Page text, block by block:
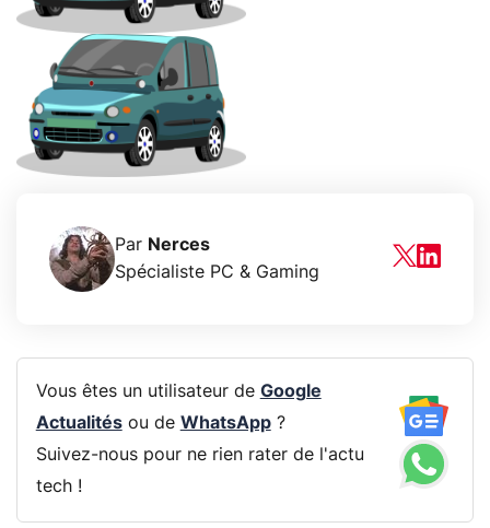
Par Nerces
Spécialiste PC & Gaming
Vous êtes un utilisateur de Google
Actualitésou de WhatsApp?
Suivez-nous pour ne rien rater de l'actu
tech !